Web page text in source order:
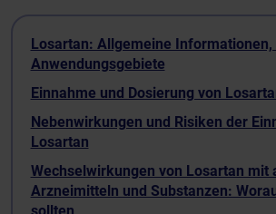
Losartan: Allgemeine Informationen,
Anwendungsgebiete
Einnahme und Dosierung von
Nebenwirkungen und Risiken der
Losartan
Wechselwirkungen von Losartan mit
Arzneimitteln und Substanzen: